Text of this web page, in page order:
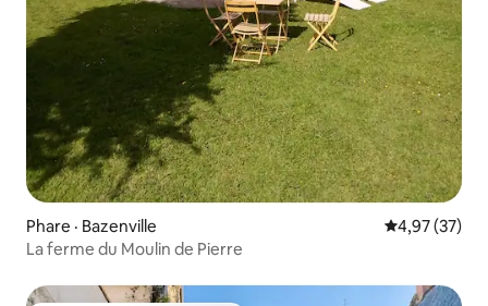
Phare · Bazenville Note
4,97 (37)
La ferme du Moulin de Pierre